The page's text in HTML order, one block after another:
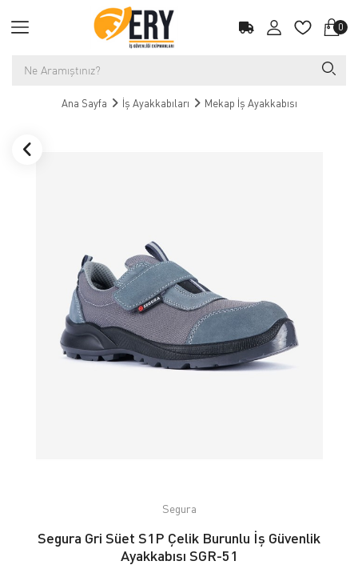
0
Ana Sayfa İş Ayakkabıları Mekap İş Ayakkabısı
Segura
Segura Gri Süet S1P Çelik Burunlu İş Güvenlik
Ayakkabısı SGR-51